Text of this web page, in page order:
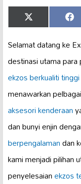
Share
on
X
(Twitter) on
Selamat datang ke
destinasi utama
ekzos berkualiti tinggi
menawarkan
aksesori kenderaan
dan bunyi enjin
berpengalamandan
kami menjadi pilihan
penyelesaianekzos